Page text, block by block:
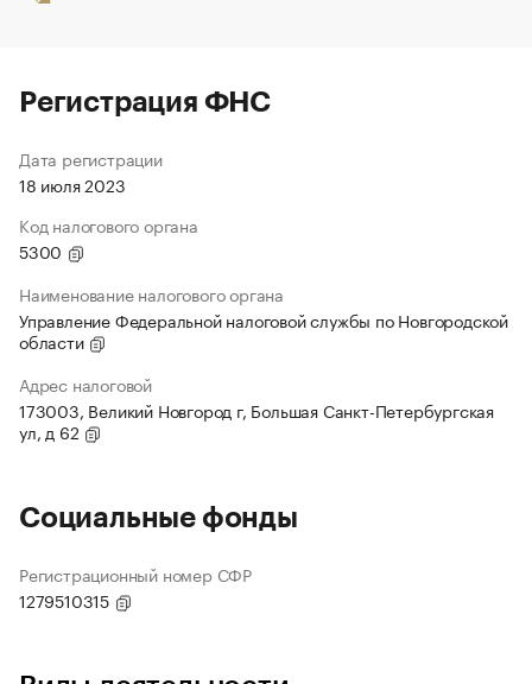
Регистрация ФНС
Дата регистрации
18 июля 2023
Код налогового органа
5300
Наименование налогового органа
Управление Федеральной налоговой службы по Новгородской
области
Адрес налоговой
173003, Великий Новгород г, Большая Санкт-Петербургская
ул, д 62
Социальные фонды
Регистрационный номер СФР
1279510315